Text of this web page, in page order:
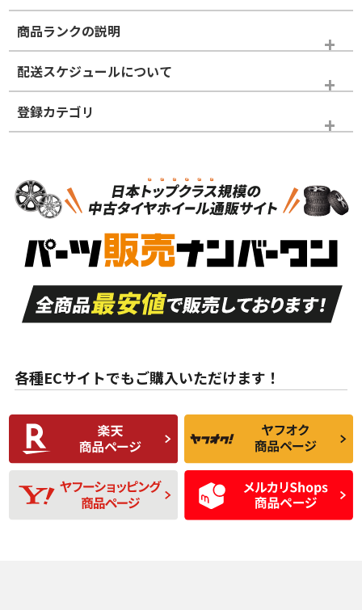
商品ランクの説明
※商品ランクは出品者の主観により判断しておりますので、あら
かじめご了承ください。
ホイールランク
S
品）
S
新車外し品（新古
付き
A
走行距離も少なく、
目立つ傷もほとんど
ない中古品
A
走行距離も少なく、
非常に状態の良い中
古品
な中古品
んどない中古品
C
比較的きれいな中古
品
C
られるが、使用に問
題のない中古品
D
使用感や目立つ傷が
あり、一般的な中古
品
D
残り溝も少なく、偏
磨耗がみられ、短期
間使用できるくらい
の中古品
配送スケジュールについて
登録カテゴリ
スタッドレスタイヤホイールセット
各種ECサイトでもご購入いただけます！